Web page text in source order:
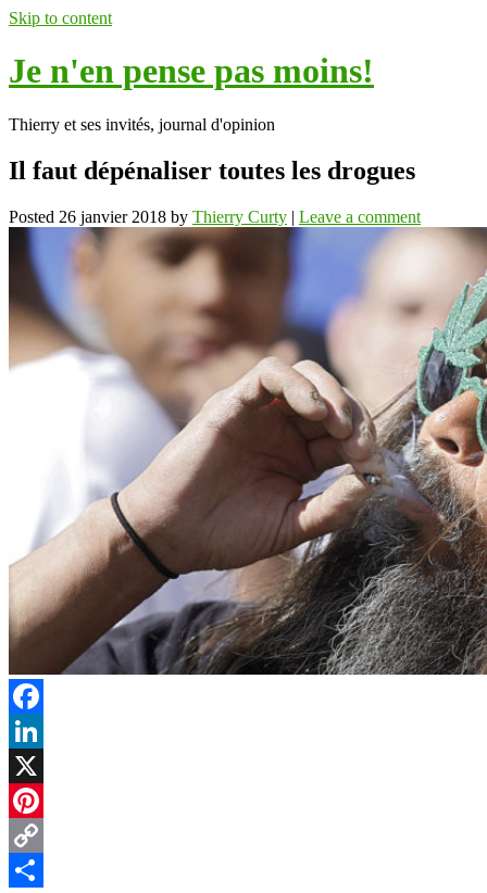
Skip to content
Je n'en pense pas moins!
Thierry et ses invités, journal d'opinion
Il faut dépénaliser toutes les drogues
Posted 26 janvier 2018 by Thierry Curty | Leave a comment
Facebook
LinkedIn
X
Pinterest
Copy